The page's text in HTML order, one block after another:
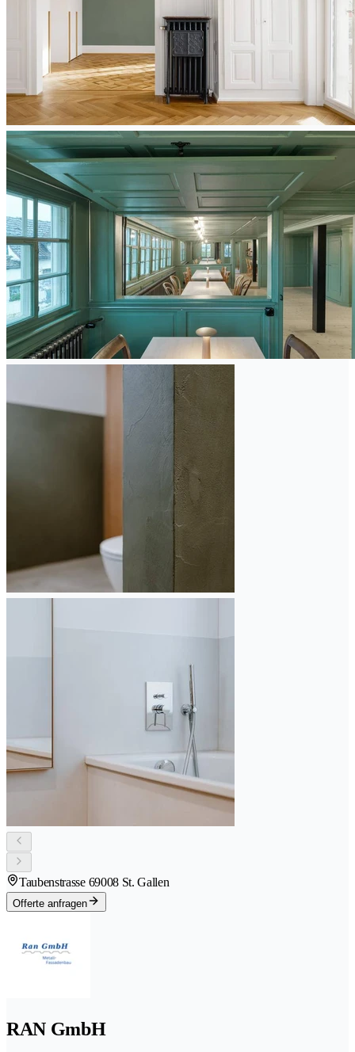
Taubenstrasse 69008 St. Gallen
Offerte anfragen
RAN GmbH